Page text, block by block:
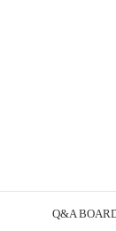
Q&A